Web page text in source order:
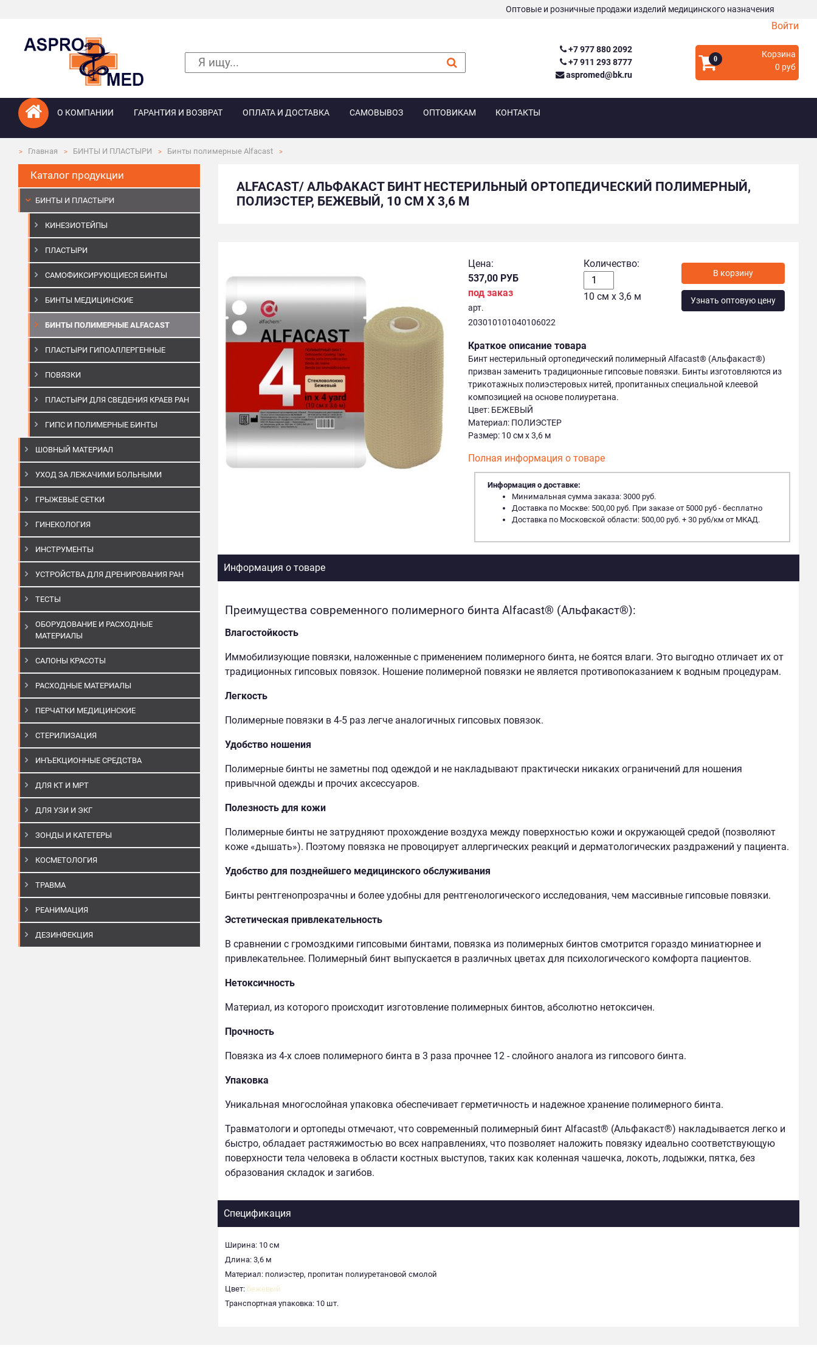
Оптовые и розничные продажи изделий медицинского назначения
Войти
+7 977 880 2092
+7 911 293 8777
aspromed@bk.ru
0
Корзина
0 руб
О КОМПАНИИ ГАРАНТИЯ И ВОЗВРАТ ОПЛАТА И ДОСТАВКА САМОВЫВОЗ ОПТОВИКАМ КОНТАКТЫ
Главная БИНТЫ И ПЛАСТЫРИ Бинты полимерные Alfacast
Каталог продукции
БИНТЫ И ПЛАСТЫРИ
КИНЕЗИОТЕЙПЫ
ПЛАСТЫРИ
САМОФИКСИРУЮЩИЕСЯ БИНТЫ
БИНТЫ МЕДИЦИНСКИЕ
БИНТЫ ПОЛИМЕРНЫЕ ALFACAST
ПЛАСТЫРИ ГИПОАЛЛЕРГЕННЫЕ
ПОВЯЗКИ
ПЛАСТЫРИ ДЛЯ СВЕДЕНИЯ КРАЕВ РАН
ГИПС И ПОЛИМЕРНЫЕ БИНТЫ
ШОВНЫЙ МАТЕРИАЛ
УХОД ЗА ЛЕЖАЧИМИ БОЛЬНЫМИ
ГРЫЖЕВЫЕ СЕТКИ
ГИНЕКОЛОГИЯ
ИНСТРУМЕНТЫ
УСТРОЙСТВА ДЛЯ ДРЕНИРОВАНИЯ РАН
ТЕСТЫ
ОБОРУДОВАНИЕ И РАСХОДНЫЕ
МАТЕРИАЛЫ
САЛОНЫ КРАСОТЫ
РАСХОДНЫЕ МАТЕРИАЛЫ
ПЕРЧАТКИ МЕДИЦИНСКИЕ
СТЕРИЛИЗАЦИЯ
ИНЪЕКЦИОННЫЕ СРЕДСТВА
ДЛЯ КТ И МРТ
ДЛЯ УЗИ И ЭКГ
ЗОНДЫ И КАТЕТЕРЫ
КОСМЕТОЛОГИЯ
ТРАВМА
РЕАНИМАЦИЯ
ДЕЗИНФЕКЦИЯ
ALFACAST/ АЛЬФАКАСТ БИНТ НЕСТЕРИЛЬНЫЙ ОРТОПЕДИЧЕСКИЙ ПОЛИМЕРНЫЙ,
ПОЛИЭСТЕР, БЕЖЕВЫЙ, 10 СМ Х 3,6 М
Цена:
537,00 РУБ
под заказ
арт.
203010101040106022
Количество:
10 см х 3,6 м
В корзину
Узнать оптовую цену
Краткое описание товара
Бинт нестерильный ортопедический полимерный Alfacast® (Альфакаст®)
призван заменить традиционные гипсовые повязки. Бинты изготовляются из
трикотажных полиэстеровых нитей, пропитанных специальной клеевой
композицией на основе полиуретана.
Цвет: БЕЖЕВЫЙ
Материал: ПОЛИЭСТЕР
Размер: 10 см х 3,6 м
Полная информация о товаре
Информация о доставке:
Минимальная сумма заказа: 3000 руб.
Доставка по Москве: 500,00 руб. При заказе от 5000 руб - бесплатно
Доставка по Московской области: 500,00 руб. + 30 руб/км от МКАД.
Информация о товаре
Преимущества современного полимерного бинта Alfacast® (Альфакаст®):
Влагостойкость
Иммобилизующие повязки, наложенные с применением полимерного бинта, не боятся влаги. Это выгодно отличает их от
традиционных гипсовых повязок. Ношение полимерной повязки не является противопоказанием к водным процедурам.
Легкость
Полимерные повязки в 4-5 раз легче аналогичных гипсовых повязок.
Удобство ношения
Полимерные бинты не заметны под одеждой и не накладывают практически никаких ограничений для ношения
привычной одежды и прочих аксессуаров.
Полезность для кожи
Полимерные бинты не затрудняют прохождение воздуха между поверхностью кожи и окружающей средой (позволяют
коже «дышать»). Поэтому повязка не провоцирует аллергических реакций и дерматологических раздражений у пациента.
Удобство для позднейшего медицинского обслуживания
Бинты рентгенопрозрачны и более удобны для рентгенологического исследования, чем массивные гипсовые повязки.
Эстетическая привлекательность
В сравнении с громоздкими гипсовыми бинтами, повязка из полимерных бинтов смотрится гораздо миниатюрнее и
привлекательнее. Полимерный бинт выпускается в различных цветах для психологического комфорта пациентов.
Нетоксичность
Материал, из которого происходит изготовление полимерных бинтов, абсолютно нетоксичен.
Прочность
Повязка из 4-х слоев полимерного бинта в 3 раза прочнее 12 - слойного аналога из гипсового бинта.
Упаковка
Уникальная многослойная упаковка обеспечивает герметичность и надежное хранение полимерного бинта.
Травматологи и ортопеды отмечают, что современный полимерный бинт Alfacast® (Альфакаст®) накладывается легко и
быстро, обладает растяжимостью во всех направлениях, что позволяет наложить повязку идеально соответствующую
поверхности тела человека в области костных выступов, таких как коленная чашечка, локоть, лодыжки, пятка, без
образования складок и загибов.
Спецификация
Ширина: 10 см
Длина: 3,6 м
Материал: полиэстер, пропитан полиуретановой смолой
Цвет: бежевый
Транспортная упаковка: 10 шт.